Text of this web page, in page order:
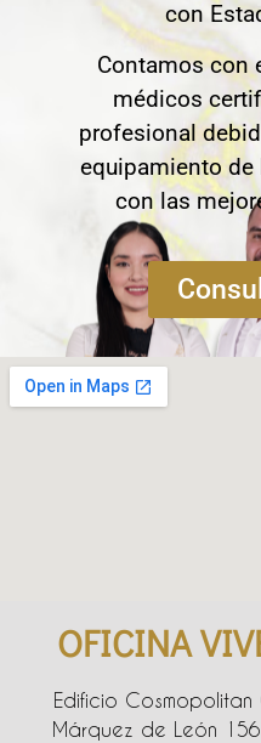
con
Contamos con
médicos
profesional
equipamiento
con las
OFICINA
Edificio Cosmopolitan
Márquez de León